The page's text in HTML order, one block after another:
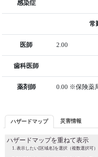
感染症
常
医師 2.00
歯科医師
薬剤師 0.00 ※保険薬
ハザードマップ 災害情報
ハザードマップを重ねて表示
表示したい[区域名]を選択（複数選択可）